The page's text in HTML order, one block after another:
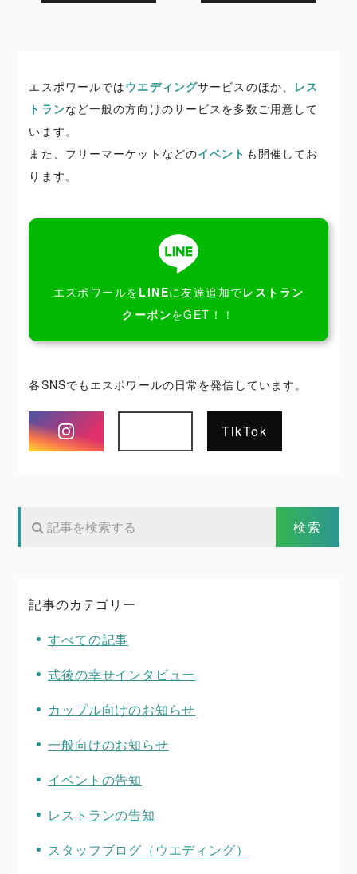
エスポワールではウエディングサービスのほか、 レス
トランなど一般の方向けのサービスを多数ご用意して
います。
また、フリーマーケットなどのイベント も開催してお
ります。
エスポワールをLINEに友達追加でレストラン
クーポンをGET！！
各SNSでもエスポワールの日常を発信しています。
Instagram
TikTok
記事のカテゴリー
すべての記事
式後の幸せインタビュー
カップル向けのお知らせ
一般向けのお知らせ
イベントの告知
レストランの告知
スタッフブログ（ウエディング）